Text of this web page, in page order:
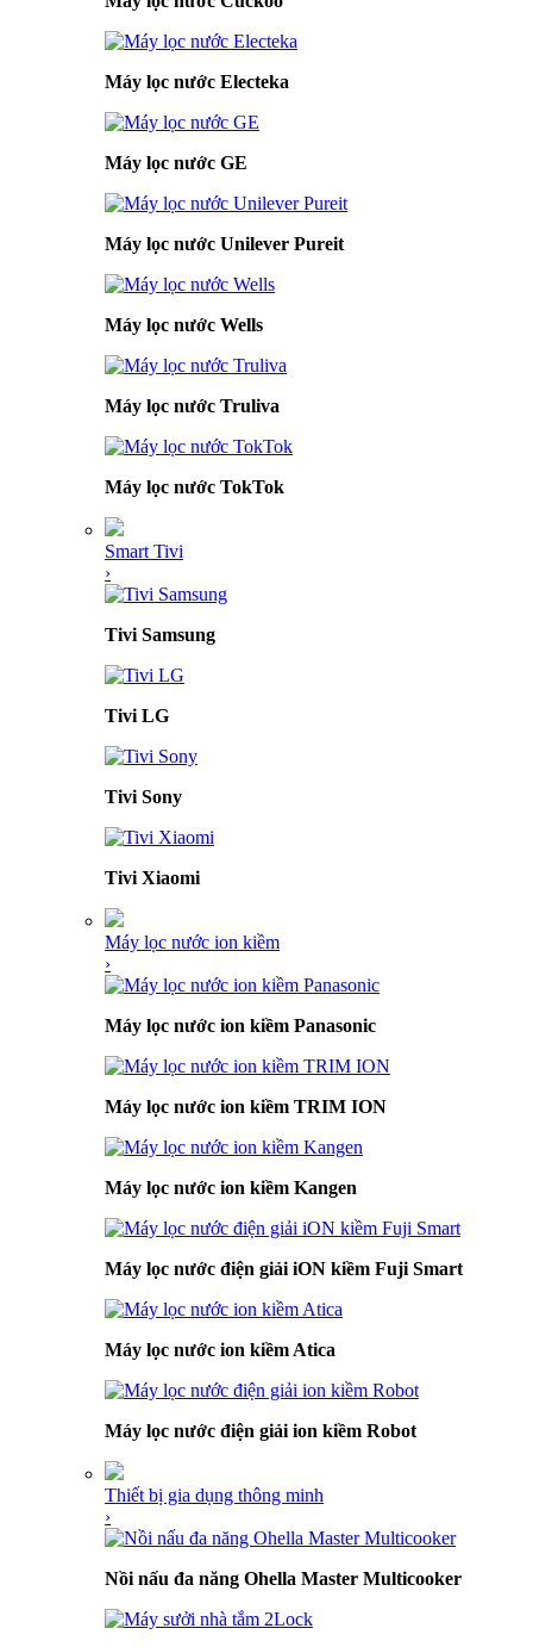
Máy lọc nước Electeka
Máy lọc nước GE
Máy lọc nước Unilever Pureit
Máy lọc nước Wells
Máy lọc nước Truliva
Máy lọc nước TokTok
Smart Tivi
›
Tivi Samsung
Tivi LG
Tivi Sony
Tivi Xiaomi
Máy lọc nước ion kiềm
›
Máy lọc nước ion kiềm Panasonic
Máy lọc nước ion kiềm TRIM ION
Máy lọc nước ion kiềm Kangen
Máy lọc nước điện giải iON kiềm Fuji Smart
Máy lọc nước ion kiềm Atica
Máy lọc nước điện giải ion kiềm Robot
Thiết bị gia dụng thông minh
›
Nồi nấu đa năng Ohella Master Multicooker